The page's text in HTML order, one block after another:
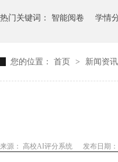
热门关键词： 智能阅卷 学情
您的位置： 首页 > 新闻资讯
来源： 高校AI评分系统 发布日期：